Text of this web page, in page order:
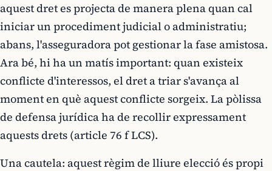
aquest dret es projecta de manera plena quan cal
iniciar un procediment judicial o administratiu;
abans, l'asseguradora pot gestionar la fase amistosa.
Ara bé, hi ha un matís important: quan existeix
conflicte d'interessos, el dret a triar s'avança al
moment en què aquest conflicte sorgeix. La pòlissa
de defensa jurídica ha de recollir expressament
aquests drets (article 76 f LCS).
Una cautela: aquest règim de lliure elecció és propi